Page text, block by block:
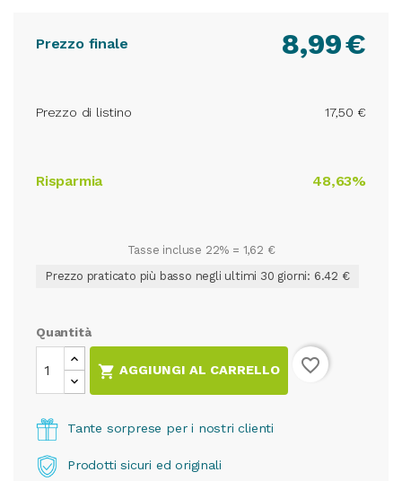
Prezzo finale €
8,99
Prezzo di listino 17,50 €
Risparmia 48,63%
Tasse incluse 22% = 1,62 €
Prezzo praticato più basso negli ultimi 30 giorni: 6.42 €
Quantità
 AGGIUNGI AL CARRELLO favorite_border
Tante sorprese per i nostri clienti
Prodotti sicuri ed originali